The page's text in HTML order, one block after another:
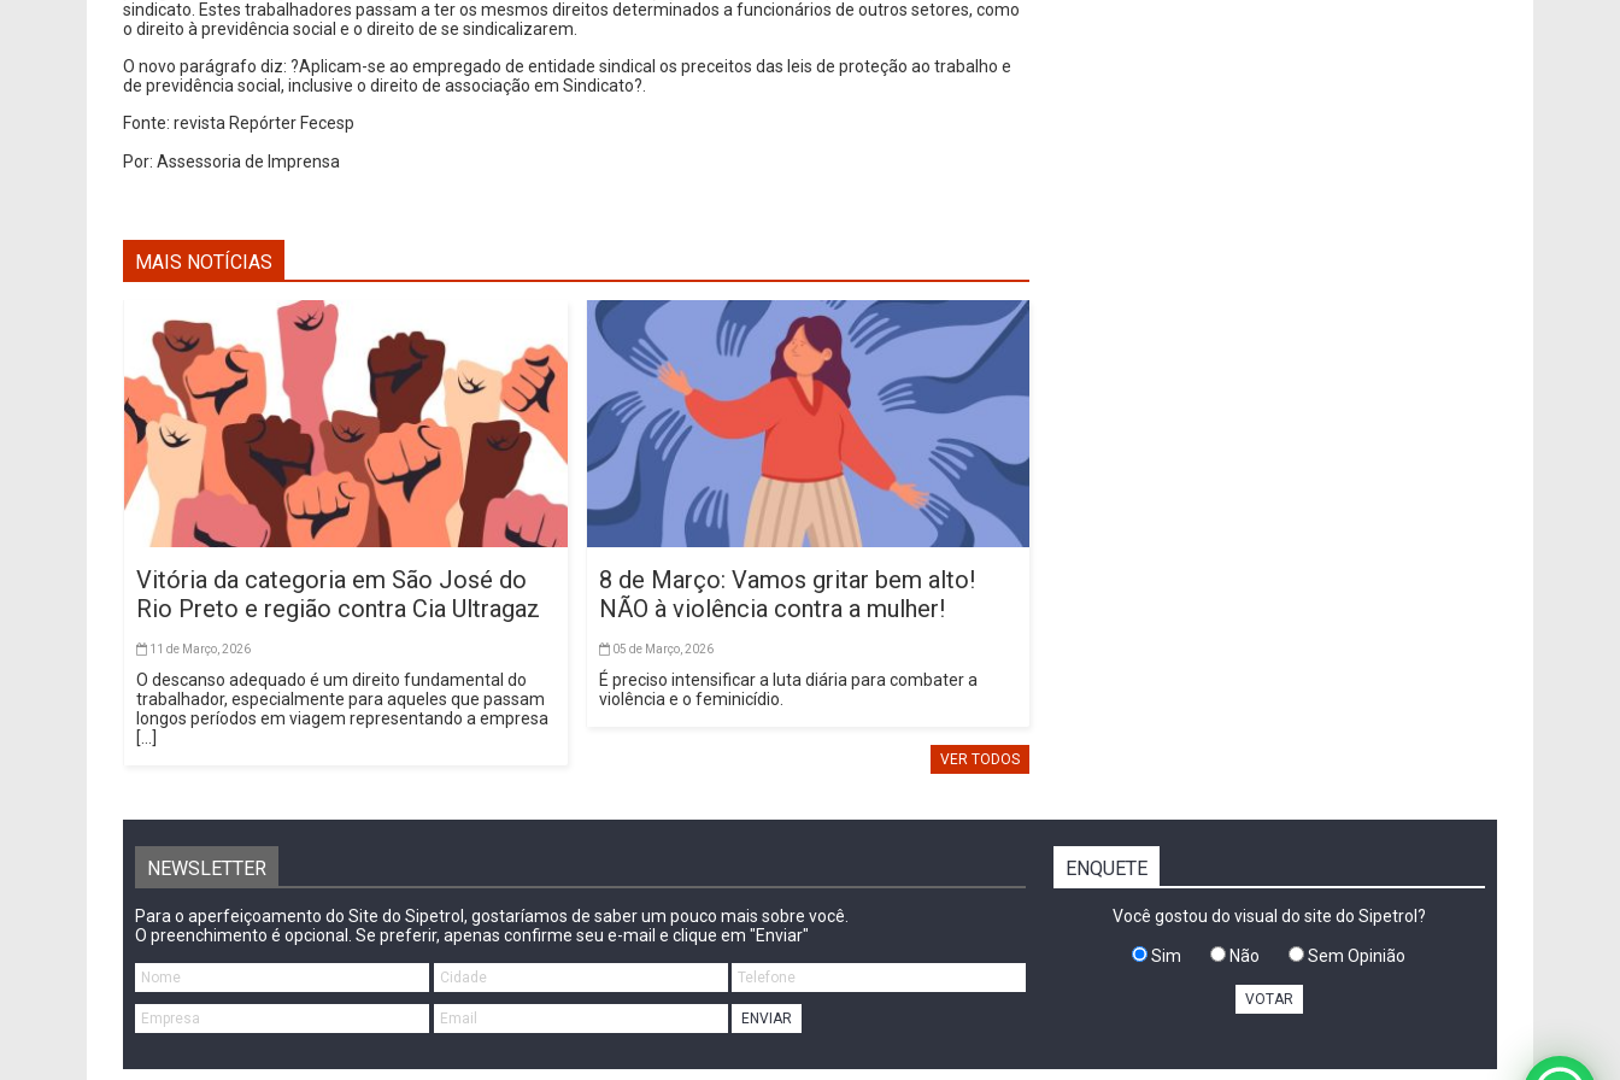
sindicato. Estes trabalhadores passam a ter os mesmos direitos determinados a funcionários de outros setores, como
o direito à previdência social e o direito de se sindicalizarem.
O novo parágrafo diz: ?Aplicam-se ao empregado de entidade sindical os preceitos das leis de proteção ao trabalho e
de previdência social, inclusive o direito de associação em Sindicato?.
Fonte: revista Repórter Fecesp
Por: Assessoria de Imprensa
MAIS NOTÍCIAS
Vitória da categoria em São José do
Rio Preto e região contra Cia Ultragaz
11 de Março, 2026
O descanso adequado é um direito fundamental do
trabalhador, especialmente para aqueles que passam
longos períodos em viagem representando a empresa
[...]
8 de Março: Vamos gritar bem alto!
NÃO à violência contra a mulher!
05 de Março, 2026
É preciso intensificar a luta diária para combater a
violência e o feminicídio.
VER TODOS
NEWSLETTER
Para o aperfeiçoamento do Site do Sipetrol, gostaríamos de saber um pouco mais sobre você.
O preenchimento é opcional. Se preferir, apenas confirme seu e-mail e clique em "Enviar"
ENVIAR
ENQUETE
Você gostou do visual do site do Sipetrol?
Sim Não Sem Opinião
VOTAR